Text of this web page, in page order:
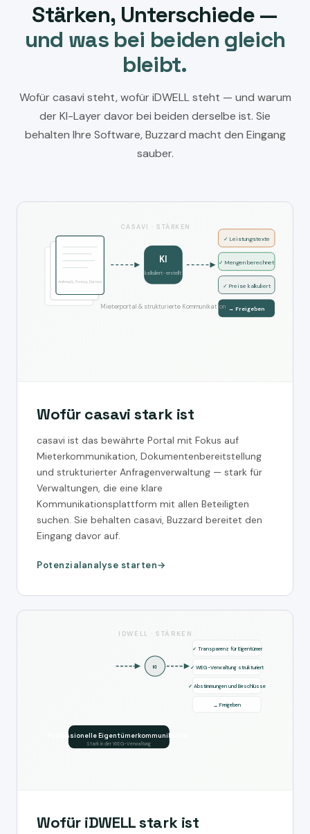
Stärken, Unterschiede —
und was bei beiden gleich
bleibt.
Wofür casavi steht, wofür iDWELL steht — und warum
der KI-Layer davor bei beiden derselbe ist. Sie
behalten Ihre Software, Buzzard macht den Eingang
sauber.
CASAVI · STÄRKEN
Aufmaß, Fotos, Daten
KI
kalkuliert · erstellt
✓ Leistungstexte
✓ Mengen berechnet
✓ Preise kalkuliert
→ Freigeben
Mieterportal & strukturierte Kommunikation
Wofür casavi stark ist
casavi ist das bewährte Portal mit Fokus auf
Mieterkommunikation, Dokumentenbereitstellung
und strukturierter Anfragenverwaltung — stark für
Verwaltungen, die eine klare
Kommunikationsplattform mit allen Beteiligten
suchen. Sie behalten casavi, Buzzard bereitet den
Eingang davor auf.
Potenzialanalyse starten
IDWELL · STÄRKEN
KI
✓ Transparenz für Eigentümer
✓ WEG-Verwaltung strukturiert
✓ Abstimmungen und Beschlüsse
→ Freigeben
Professionelle Eigentümerkommunikation
Stark in der WEG-Verwaltung
Wofür iDWELL stark ist